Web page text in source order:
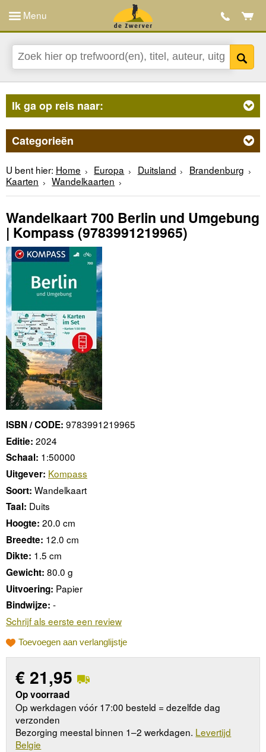
Menu
Ik ga op reis naar:
Categorieën
U bent hier: Home Europa Duitsland
Brandenburg
Kaarten
Wandelkaarten
Wandelkaart 700 Berlin und Umgebung
| Kompass (9783991219965)
ISBN / CODE: 9783991219965
Editie: 2024
Schaal: 1:50000
Uitgever: Kompass
Soort: Wandelkaart
Taal: Duits
Hoogte: 20.0 cm
Breedte: 12.0 cm
Dikte: 1.5 cm
Gewicht: 80.0 g
Uitvoering: Papier
Bindwijze: -
Schrijf als eerste een review
Toevoegen aan verlanglijstje
€ 21,95
Op voorraad
Op werkdagen vóór 17:00 besteld = dezelfde dag
verzonden
Bezorging meestal binnen 1–2 werkdagen. Levertijd
Belgie